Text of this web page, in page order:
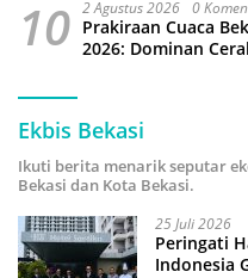
10 2 Agustus 2026 0
Prakiraan Cuaca
2026: Dominan
Ekbis Bekasi
Ikuti berita menarik seputar
Bekasi dan Kota Bekasi.
25 Juli 2026
Peringati
Indonesia